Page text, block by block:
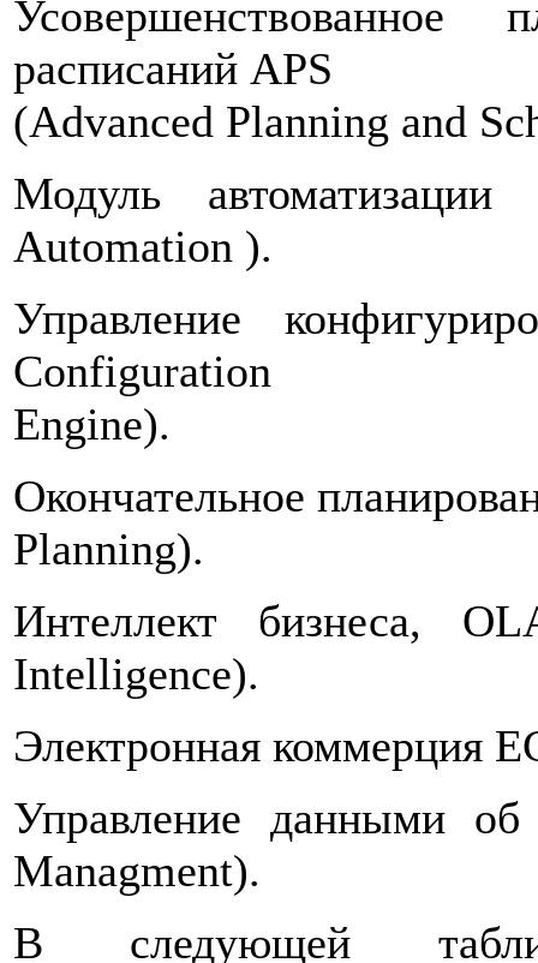
Усовершенствованное
расписаний APS
(Advanced Planning and
Модуль
Automation ).
Управление
Configuration
Engine).
Окончательное
Planning).
Интеллект бизнеса,
Intelligence).
Электронная коммерция
Управление данными
Managment).
В следующей